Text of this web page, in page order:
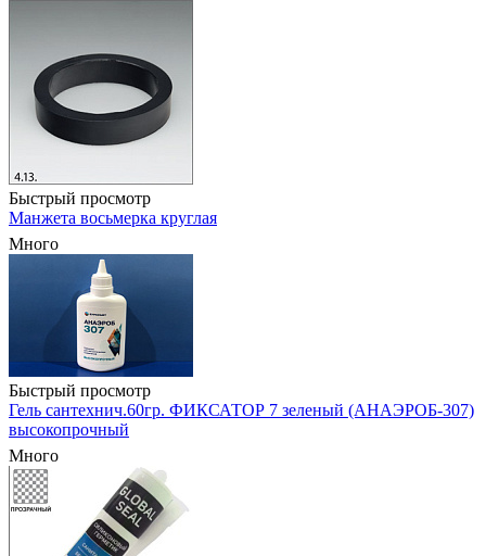
Быстрый просмотр
Манжета восьмерка круглая
Много
Быстрый просмотр
Гель сантехнич.60гр. ФИКСАТОР 7 зеленый (АНАЭРОБ-307)
высокопрочный
Много